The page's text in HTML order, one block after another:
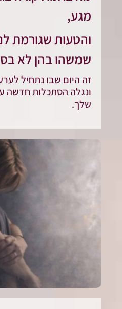
מגע,
והטעות שגורמת
שמשהו בהן לא
זה היום שבו נתחיל
ונגלה הסתכלות חדשה
שלך.